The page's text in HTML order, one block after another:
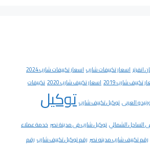
اسعار تكييفات شارب اسعار تكييفات شارب 2024
تكييف شارب 2019 اسعار تكييف شارب 2020
تكييفات
العربى توكيل تكييف شارب توكيل
الساحل الشمالي توكيل شارب فى مدينة نصر خدمة عملاء
رقم تكييف شارب مدينه نصر رقم توكيل تكييف شارب رقم